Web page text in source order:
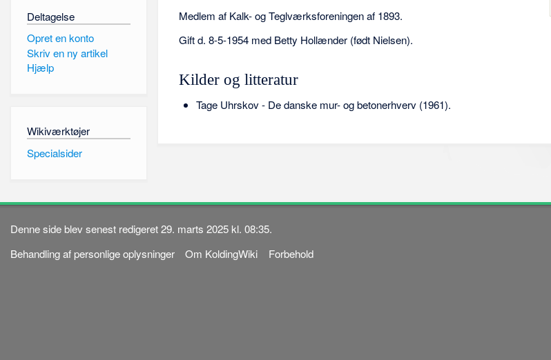
Medlem af Kalk- og Teglværksforeningen af 1893.
Gift d. 8-5-1954 med Betty Hollænder (født Nielsen).
Kilder og litteratur
Tage Uhrskov - De danske mur- og betonerhverv (1961).
Deltagelse
Opret en konto
Skriv en ny artikel
Hjælp
Wikiværktøjer
Specialsider
Denne side blev senest redigeret 29. marts 2025 kl. 08:35.
Behandling af personlige oplysninger
Om KoldingWiki Forbehold